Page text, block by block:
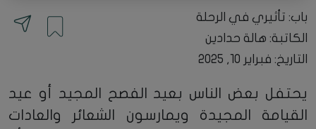
باب: تأثيري في الرحلة
الكاتبة: هالة حدادين
التاريخ: فبراير 10, 2025
يحتفل بعض الناس بعيد الفصح المجيد أو عيد
القيامة المجيدة ويمارسون الشعائر والعادات